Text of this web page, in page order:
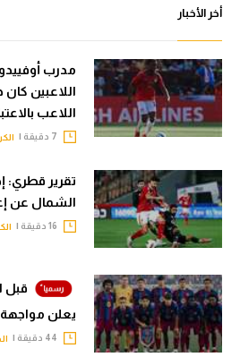
أخر الأخبار
مدرب
اللاعبين
اللاعب
تقرير قطري:
الشمال عن
يعلن مواجهة